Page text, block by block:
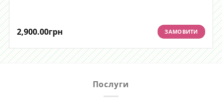
2,900.00грн ЗАМОВИТИ
Послуги